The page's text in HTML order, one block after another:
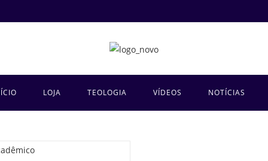
LOJA TEOLOGIA VÍDEOS NOTÍCIAS